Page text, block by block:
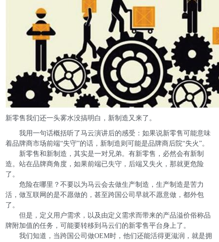
新零售我们还一头雾水没搞明白，新制造又来了。
我用一句话概括听了马云演讲后的感受：如果说新零售可能意味
着品牌商市场前端“失守”的话，新制造则可能是品牌商后院“失火”。
新零售和新制造，其实是一对兄弟。有新零售，必然会有新制
造。站在品牌商角度，如果前端已失守，后端又失火，那就更危险
了。
危险在哪里？不要以为马云会去做生产制造，生产制造是苦力
活，做互联网的是不愿做的，甚至跨国公司早就不愿意做，都外包
了。
但是，定义用户需求，以及由定义需求而带来的产品溢价俗称品
牌附加值的任务，可能要转移到马云们的新零售平台身上了。
我们知道，当跨国公司做OEM时，他们还能活得更滋润，就是拥